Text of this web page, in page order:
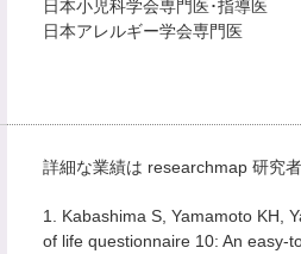
日本小児科学会専門医･指導医
日本アレルギー学会専門医
詳細な業績は researchmap 研究
1. Kabashima S, Yamamoto KH,
of life questionnaire 10: An easy-